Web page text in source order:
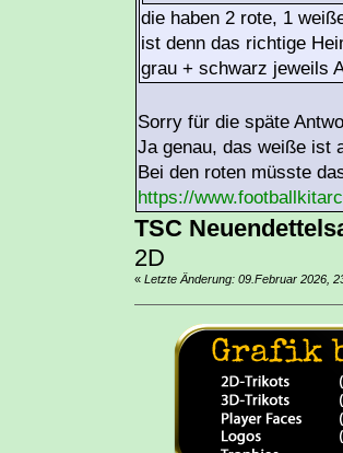
die haben 2 rote, 1
ist denn das richtige
grau + schwarz jeweils
Sorry für die späte
Ja genau, das weiße ist
Bei den roten müsste
https://
TSC
2D
« Letzte Änderung: 09.Februar 2026,